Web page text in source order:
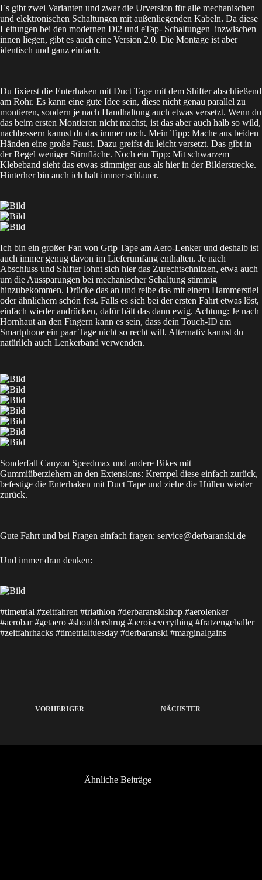
Es gibt zwei Varianten und zwar die Urversion für alle mechanischen
und elektronischen Schaltungen mit außenliegenden Kabeln. Da diese
Leitungen bei den modernen Di2 und eTap- Schaltungen inzwischen
innen liegen, gibt es auch eine Version 2.0. Die Montage ist aber
identisch und ganz einfach.
Du fixierst die Enterhaken mit Duct Tape mit dem Shifter abschließend
am Rohr. Es kann eine gute Idee sein, diese nicht genau parallel zu
montieren, sondern je nach Handhaltung auch etwas versetzt. Wenn du
das beim ersten Montieren nicht machst, ist das aber auch halb so wild,
nachbessern kannst du das immer noch. Mein Tipp: Mache aus beiden
Händen eine große Faust. Dazu greifst du leicht versetzt. Das gibt in
der Regel weniger Stirnfläche. Noch ein Tipp: Mit schwarzem
Klebeband sieht das etwas stimmiger aus als hier in der Bilderstrecke.
Hinterher bin auch ich halt immer schlauer.
Ich bin ein großer Fan von Grip Tape am Aero-Lenker und deshalb ist
auch immer genug davon im Lieferumfang enthalten. Je nach
Abschluss und Shifter lohnt sich hier das Zurechtschnitzen, etwa auch
um die Aussparungen bei mechanischer Schaltung stimmig
hinzubekommen. Drücke das an und reibe das mit einem Hammerstiel
oder ähnlichem schön fest. Falls es sich bei der ersten Fahrt etwas löst,
einfach wieder andrücken, dafür hält das dann ewig. Achtung: Je nach
Hornhaut an den Fingern kann es sein, dass dein Touch-ID am
Smartphone ein paar Tage nicht so recht will. Alternativ kannst du
natürlich auch Lenkerband verwenden.
Sonderfall Canyon Speedmax und andere Bikes mit
Gummiüberziehern an den Extensions: Krempel diese einfach zurück,
befestige die Enterhaken mit Duct Tape und ziehe die Hüllen wieder
zurück.
Gute Fahrt und bei Fragen einfach fragen: service@derbaranski.de
Und immer dran denken:
#timetrial #zeitfahren #triathlon #derbaranskishop #aerolenker
#aerobar #getaero #shouldershrug #aeroiseverything #fratzengeballer
#zeitfahrhacks #timetrialtuesday #derbaranski #marginalgains
VORHERIGER NÄCHSTER
Ähnliche Beiträge